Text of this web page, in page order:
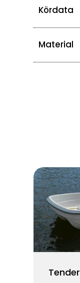
Kördata
Material
Tender